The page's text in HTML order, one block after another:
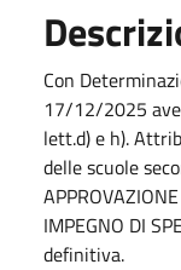
Con
17/12/2025
lett.d) e h).
delle scuole
IMPEGNO DI
definitiva.